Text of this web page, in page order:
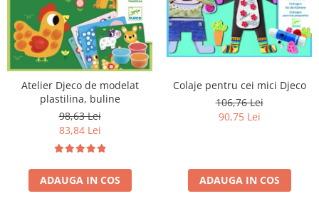
Atelier Djeco de modelat
plastilina, buline
98,63 Lei
83,84 Lei
ADAUGA IN COS
Colaje pentru cei mici Djeco
106,76 Lei
90,75 Lei
ADAUGA IN COS